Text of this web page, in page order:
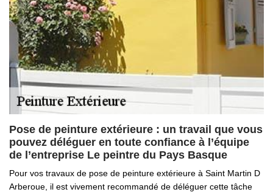
Pose de peinture extérieure : un travail que vous
pouvez déléguer en toute confiance à l’équipe
de l’entreprise Le peintre du Pays Basque
Pour vos travaux de pose de peinture extérieure à Saint Martin D
Arberoue, il est vivement recommandé de déléguer cette tâche